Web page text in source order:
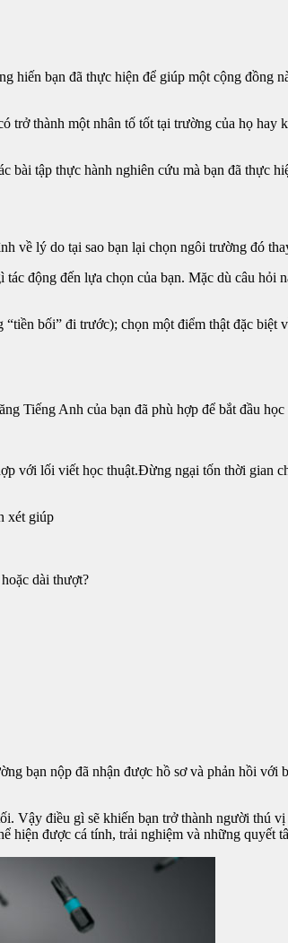
bạn đã thực hiện để giúp một cộng đồng
trở thành một nhân tố tốt tại trường của họ hay
tập thực hành nghiên cứu mà bạn đã thực
về lý do tại sao bạn lại chọn ngôi trường đó
động đến lựa chọn của bạn. Mặc dù câu hỏi
bối” đi trước); chọn một điểm thật đặc
Tiếng Anh của bạn đã phù hợp để bắt đầu
lối viết học thuật.Đừng ngại tốn thời gian
xét giúp
dài thượt?
bạn nộp đã nhận được hồ sơ và phản hồi
Vậy điều gì sẽ khiến bạn trở thành người thú
được cá tính, trải nghiệm và những quyết